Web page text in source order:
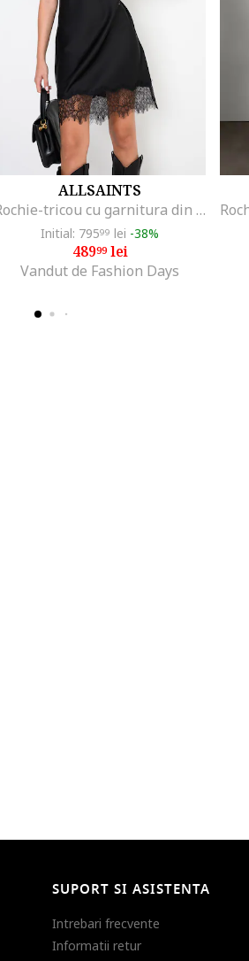
ALLSAINTS
Rochie-tricou cu garnitura din dantela, Negru
Initial: 79599 lei -38%
48999lei
Vandut de Fashion Days
SUPORT SI ASISTENTA
Intrebari frecvente
Informatii retur